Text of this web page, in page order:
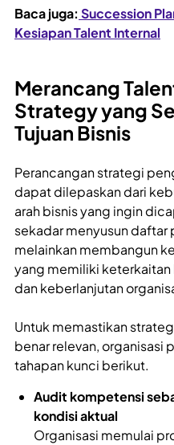
Baca juga: Succession
Kesiapan Talent Internal
Merancang
Strategy yang
Tujuan Bisnis
Perancangan strategi
dapat dilepaskan dari
arah bisnis yang ingin
sekadar menyusun daftar
melainkan membangun
yang memiliki
dan keberlanjutan
Untuk memastikan
benar relevan, organisasi
tahapan kunci berikut.
Audit kompetensi
kondisi aktual
Organisasi memulai